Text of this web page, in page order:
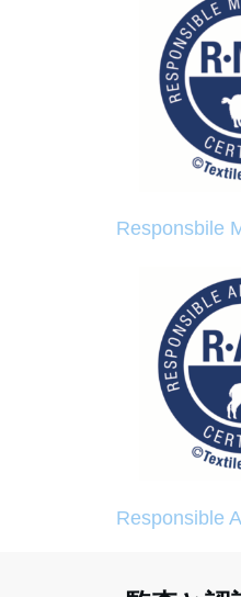
Responsbile
Responsible